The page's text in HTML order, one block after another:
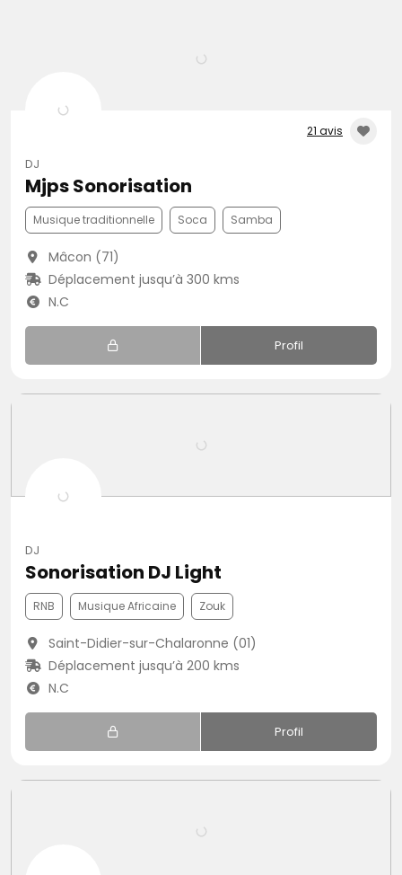
21 avis
DJ
Mjps Sonorisation
Musique traditionnelle Soca Samba
Mâcon (71)
Déplacement jusqu’à 300 kms
N.C
Profil
DJ
Sonorisation DJ Light
RNB Musique Africaine Zouk
Saint-Didier-sur-Chalaronne (01)
Déplacement jusqu’à 200 kms
N.C
Profil